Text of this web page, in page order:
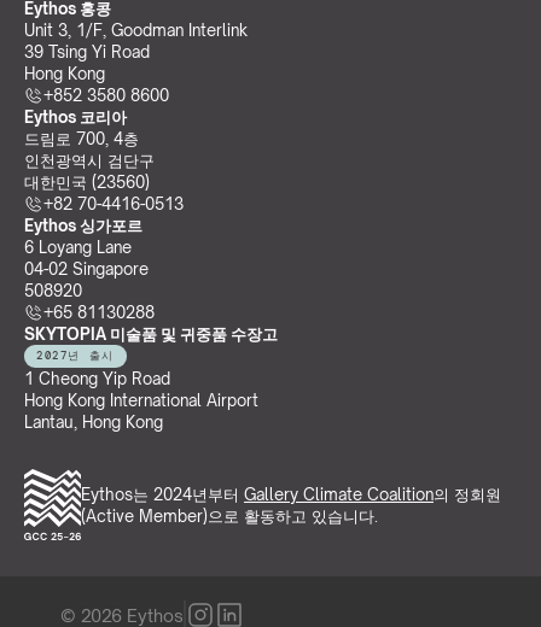
Eythos 홍콩
Unit 3, 1/F, Goodman Interlink
39 Tsing Yi Road
Hong Kong
+852 3580 8600
Eythos 코리아
드림로 700, 4층
인천광역시 검단구
대한민국 (23560)
+82 70-4416-0513
Eythos 싱가포르
6 Loyang Lane
04-02 Singapore
508920
+65 81130288
SKYTOPIA 미술품 및 귀중품 수장고
2027년 출시
1 Cheong Yip Road
Hong Kong International Airport
Lantau, Hong Kong
Eythos는 2024년부터 Gallery Climate Coalition의 정회원
(Active Member)으로 활동하고 있습니다.
© 2026 Eythos